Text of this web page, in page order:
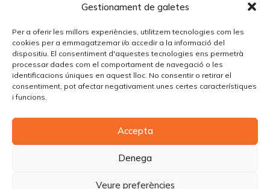
Gestionament de galetes
Per a oferir les millors experiències, utilitzem tecnologies com les
cookies per a emmagatzemar i/o accedir a la informació del
dispositiu. El consentiment d'aquestes tecnologies ens permetrà
processar dades com el comportament de navegació o les
identificacions úniques en aquest lloc. No consentir o retirar el
consentiment, pot afectar negativament unes certes característiques
i funcions.
Accepta
Denega
Veure preferències
Lo siento, debes estarconectadopara publicar un
comentario.
© Copyright Piùbella Models Agency
Designed ByCreative Corner Agency
Política de cookies